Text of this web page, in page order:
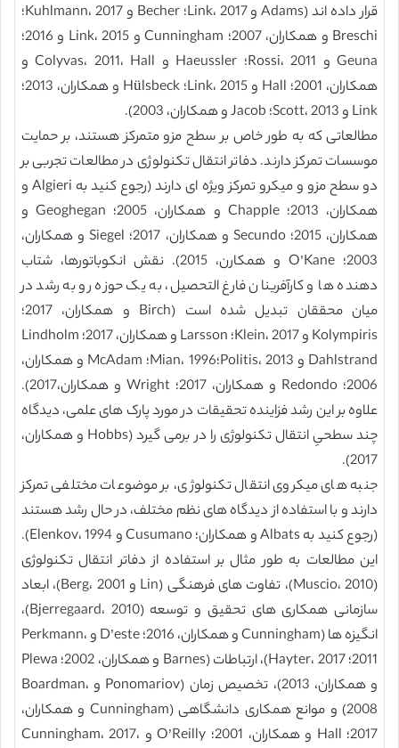
قرار داده اند (Adams و Link، 2017؛ Becher و Kuhlmann، 2017؛
Breschi و همکاران، 2007؛ Cunningham و Link، 2015 و 2016؛
Geuna و Rossi، 2011؛ Haeussler و Colyvas، 2011، Hall و
همکاران، 2001؛ Hall و Link، 2015؛ Hülsbeck و همکاران، 2013؛
Link و Scott، 2013؛ Jacob و همکاران، 2003).
مطالعاتی که به طور خاص بر سطح مزو متمرکز هستند، بر حمایت
موسسات تمرکز دارند. دفاتر انتقال تکنولوژی در مطالعات تجربی بر
دو سطح مزو و میکرو تمرکز ویژه ای دارند (رجوع کنید به Algieri و
همکاران، 2013؛ Chapple و همکاران، 2005؛ Geoghegan و
همکاران، 2015؛ Secundo و همکاران، 2017؛ Siegel و همکاران،
2003؛ O’Kane و همکارن، 2015). نقش انکوباتورها، شتاب
دهنده ها و کارآفرینان فارغ التحصیل، به یک حوزه رو به رشد در
میان محققان تبدیل شده است (Birch و همکاران، 2017؛
Kolympiris و Klein، 2017؛ Larsson و همکاران، 2017؛ Lindholm
Dahlstrand و Politis، 2013؛Mian، 1996؛ McAdam و همکاران،
2006؛ Redondo و همکاران، 2017؛ Wright و همکاران،2017).
علاوه بر این رشد فزاینده تحقیقات در مورد پارک های علمی، دیدگاه
چند سطحیِ انتقال تکنولوژی را در برمی گیرد (Hobbs و همکاران،
2017).
جنبه های میکروی انتقال تکنولوژی، بر موضوعات مختلفی تمرکز
دارند و با استفاده از دیدگاه های نظم مختلف، در حال رشد هستند
(رجوع کنید به Albats و همکاران؛ Cusumano و Elenkov، 1994).
این مطالعات به طور مثال بر استفاده از دفاتر انتقال تکنولوژی
(Muscio، 2010)، تفاوت های فرهنگی (Lin و Berg، 2001)، ابعاد
سازمانی همکاری های تحقیق و توسعه (Bjerregaard، 2010)،
انگیزه ها (Cunningham و همکاران، 2016؛ D’este و Perkmann،
2011؛ Hayter، 2017)، ارتباطات (Barnes و همکاران، 2002؛ Plewa
و همکاران، 2013)، تخصیص زمان (Ponomariov و Boardman،
2008) و موانع همکاری دانشگاهی (Cunningham و همکاران،
2017؛ Hall و همکاران، 2001؛ O’Reilly و Cunningham، 2017،